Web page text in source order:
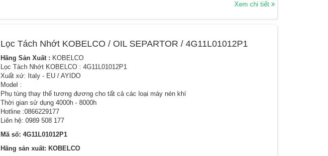
Xem chi tiết
Lọc Tách Nhớt KOBELCO / OIL SEPARTOR / 4G11L01012P1
Hãng Sản Xuất : KOBELCO
Lọc Tách Nhớt KOBELCO : 4G11L01012P1
Xuất xứ: Italy - EU / AYIDO
Model :
Phụ tùng thay thế tương đương cho tất cả các loại máy nén khí
Thời gian sử dụng 4000h - 8000h
Hotline :0866229177
Liên hệ: 0989 508 177
Mã số: 4G11L01012P1
Hãng sản xuất: KOBELCO